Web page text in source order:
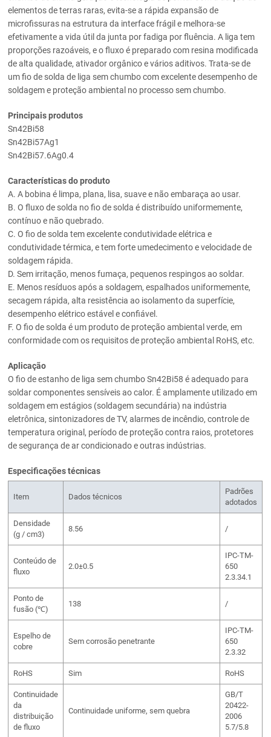
elementos de terras raras, evita-se a rápida expansão de
microfissuras na estrutura da interface frágil e melhora-se
efetivamente a vida útil da junta por fadiga por fluência. A liga tem
proporções razoáveis, e o fluxo é preparado com resina modificada
de alta qualidade, ativador orgânico e vários aditivos. Trata-se de
um fio de solda de liga sem chumbo com excelente desempenho de
soldagem e proteção ambiental no processo sem chumbo.
Principais produtos
Sn42Bi58
Sn42Bi57Ag1
Sn42Bi57.6Ag0.4
Características do produto
A. A bobina é limpa, plana, lisa, suave e não embaraça ao usar.
B. O fluxo de solda no fio de solda é distribuído uniformemente,
contínuo e não quebrado.
C. O fio de solda tem excelente condutividade elétrica e
condutividade térmica, e tem forte umedecimento e velocidade de
soldagem rápida.
D. Sem irritação, menos fumaça, pequenos respingos ao soldar.
E. Menos resíduos após a soldagem, espalhados uniformemente,
secagem rápida, alta resistência ao isolamento da superfície,
desempenho elétrico estável e confiável.
F. O fio de solda é um produto de proteção ambiental verde, em
conformidade com os requisitos de proteção ambiental RoHS, etc.
Aplicação
O fio de estanho de liga sem chumbo Sn42Bi58 é adequado para
soldar componentes sensíveis ao calor. É amplamente utilizado em
soldagem em estágios (soldagem secundária) na indústria
eletrônica, sintonizadores de TV, alarmes de incêndio, controle de
temperatura original, período de proteção contra raios, protetores
de segurança de ar condicionado e outras indústrias.
Especificações técnicas
Item Dados técnicos
Padrões
adotados
Densidade
(g / cm3)
8.56 /
Conteúdo de
fluxo
2.0±0.5
IPC-TM-
650
2.3.34.1
Ponto de
fusão (℃)
138 /
Espelho de
cobre
Sem corrosão penetrante
IPC-TM-
650
2.3.32
RoHS Sim RoHS
Continuidade
da
distribuição
de fluxo
Continuidade uniforme, sem quebra
GB/T
20422-
2006
5.7/5.8